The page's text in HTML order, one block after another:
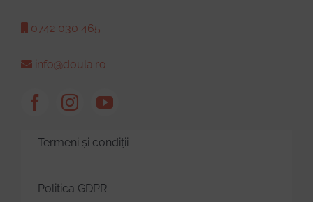
0742 030 465
info@doula.ro
Termeni și condiții
Politica GDPR